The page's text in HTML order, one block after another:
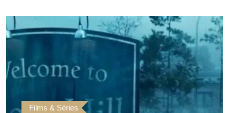
Films & Séries